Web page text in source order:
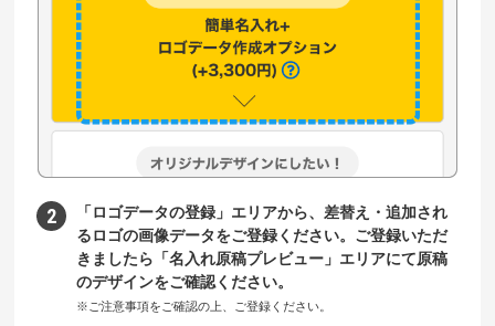
「ロゴデータの登録」エリアから、差替え・追加され
るロゴの画像データをご登録ください。ご登録いただ
きましたら「名入れ原稿プレビュー」エリアにて原稿
のデザインをご確認ください。
※ご注意事項をご確認の上、ご登録ください。